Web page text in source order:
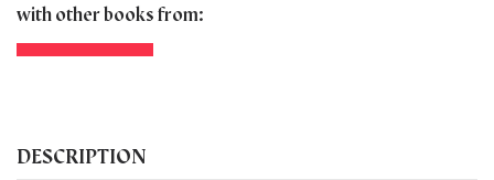
with other books from:
DESCRIPTION